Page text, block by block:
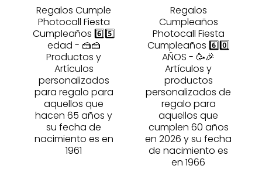
Regalos Cumple
Photocall Fiesta
Cumpleaños 6️⃣5️⃣
edad - 🍰🍰
Productos y
Artículos
personalizados
para regalo para
aquellos que
hacen 65 años y
su fecha de
nacimiento es en
1961
Regalos
Cumpleaños
Photocall Fiesta
Cumpleaños 6️⃣0️⃣
AÑOS - 🥳🎉
Artículos y
productos
personalizados de
regalo para
aquellos que
cumplen 60 años
en 2026 y su fecha
de nacimiento es
en 1966